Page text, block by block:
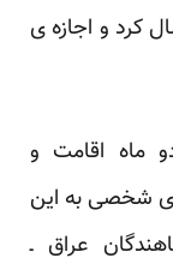
کرد و اجازه ی
ماه اقامت و
شخصی به این
عراق ـ